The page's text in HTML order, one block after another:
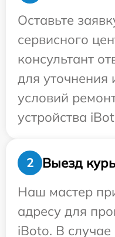
Оставьте
сервисного
консультант
для
условий
устройства
2
Выезд
Наш мастер
адресу для
iBoto. В